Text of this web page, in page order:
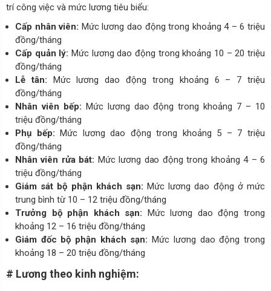
trí công việc và mức lương tiêu biểu:
Cấp nhân viên: Mức lương dao động trong khoảng 4 – 6 triệu
đồng/tháng
Cấp quản lý: Mức lương dao động trong khoảng 10 – 20 triệu
đồng/tháng
Lễ tân: Mức lương dao động trong khoảng 6 – 7 triệu
đồng/tháng
Nhân viên bếp: Mức lương dao động trong khoảng 7 – 10
triệu đồng/tháng
Phụ bếp: Mức lương dao động trong khoảng 5 – 7 triệu
đồng/tháng
Nhân viên rửa bát: Mức lương dao động trong khoảng 4 – 6
triệu đồng/tháng
Giám sát bộ phận khách sạn: Mức lương dao động ở mức
trung bình từ 10 – 12 triệu đồng/tháng
Trưởng bộ phận khách sạn: Mức lương dao động trong
khoảng 12 – 16 triệu đồng/tháng
Giám đốc bộ phận khách sạn: Mức lương dao động trong
khoảng 18 – 20 triệu đồng/tháng
# Lương theo kinh nghiệm: